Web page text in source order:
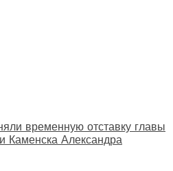
временную отставку главы
Каменска Александра